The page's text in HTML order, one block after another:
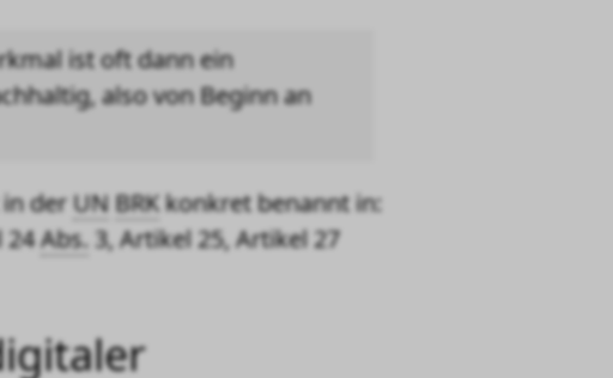
ist oft dann ein
also von Beginn an
derUNBRKkonkret benannt in:
24Abs.3, Artikel 25, Artikel 27